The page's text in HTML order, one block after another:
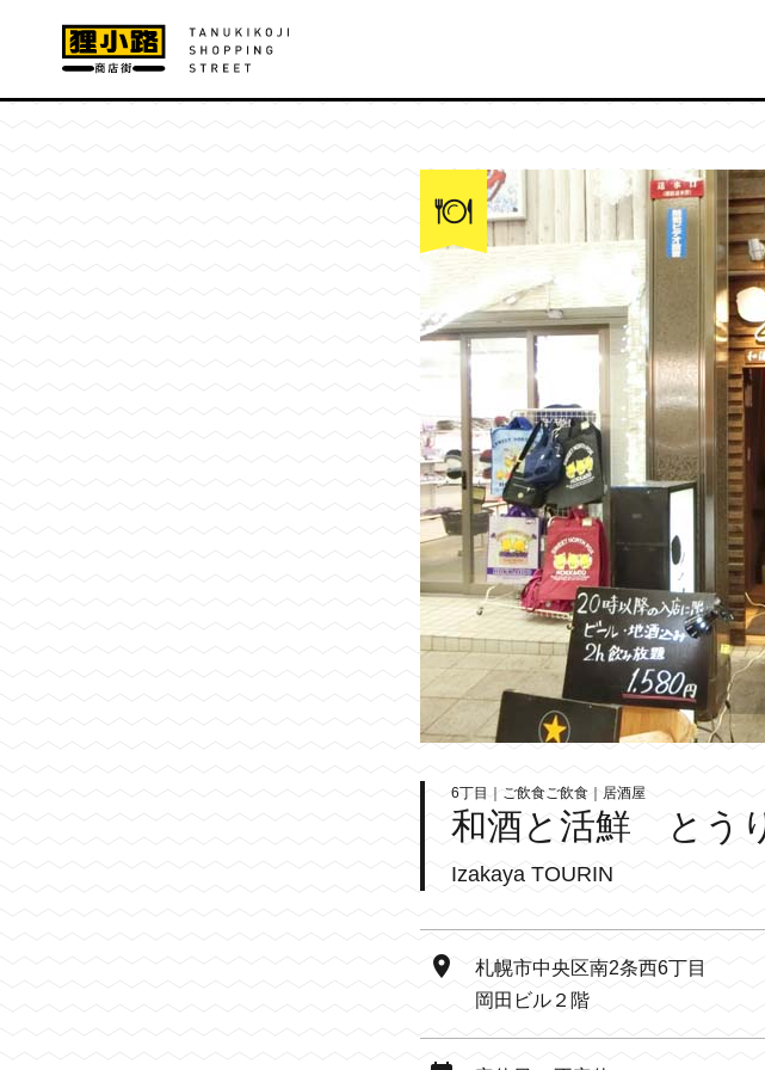
6丁目｜ご飲食ご飲食｜居酒屋
和酒と活鮮 とう
Izakaya TOURIN
札幌市中央区南2条西6丁目
岡田ビル２階